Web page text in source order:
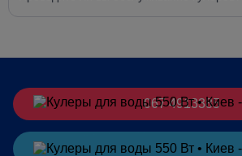
067 4913385
Заказать в Telegram